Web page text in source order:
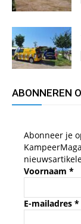
ABONNEREN
Abonneer je
Voornaam *
E-mailadres *